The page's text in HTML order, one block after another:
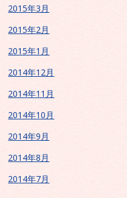
2015年3月
2015年2月
2015年1月
2014年12月
2014年11月
2014年10月
2014年9月
2014年8月
2014年7月